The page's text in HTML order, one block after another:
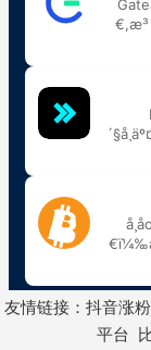
友情链接： 抖音涨
平台